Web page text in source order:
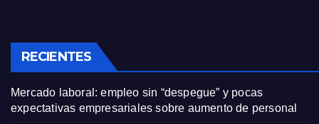
RECIENTES
Mercado laboral: empleo sin “despegue” y pocas
expectativas empresariales sobre aumento de personal